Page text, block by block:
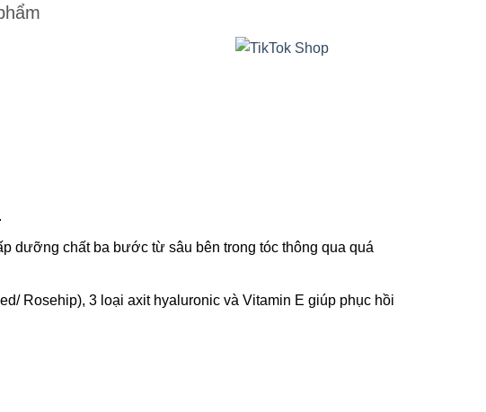
dưỡng chất ba bước từ sâu bên trong tóc thông qua quá
Rosehip), 3 loại axit hyaluronic và Vitamin E giúp phục hồi